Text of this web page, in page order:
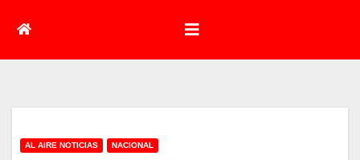
AL AIRE NOTICIAS NACIONAL